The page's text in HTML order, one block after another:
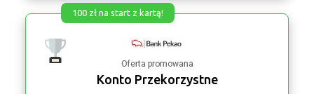
100 zł na start z kartą!
Oferta promowana
Konto Przekorzystne